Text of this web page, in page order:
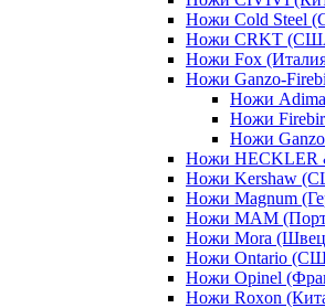
Ножи Cold Steel
Ножи CRKT
Ножи Fox
Ножи Ganzo-
Ножи
Ножи
Ножи Ganzo
Ножи
Ножи Kershaw
Ножи Magnum
Ножи MAM
Ножи Mora
Ножи Ontario
Ножи Opinel
Ножи Roxon